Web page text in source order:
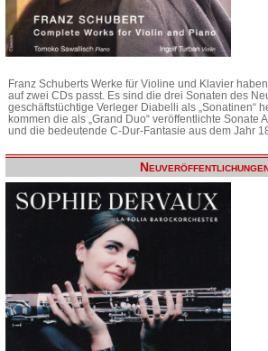
Franz Schuberts Werke für Violine und Klavier
auf zwei CDs passt. Es sind die drei Sonaten des
geschäftstüchtige Verleger Diabelli als „Sonatinen“
kommen die als „Grand Duo“ veröffentlichte Sonate
und die bedeutende C-Dur-Fantasie aus dem Jahr